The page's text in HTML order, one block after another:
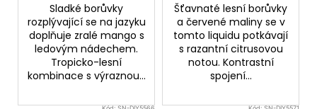
Sladké borůvky
rozplývající se na jazyku
doplňuje zralé mango s
ledovým nádechem.
Tropicko-lesní
kombinace s výraznou...
Šťavnaté lesní borůvky
a červené maliny se v
tomto liquidu potkávají
s razantní citrusovou
notou. Kontrastní
spojení...